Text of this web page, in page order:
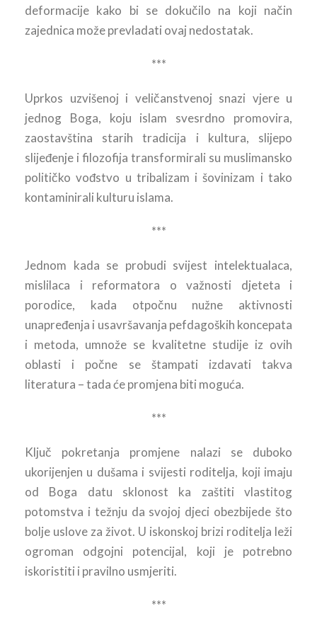
deformacije kako bi se dokučilo na koji način
zajednica može prevladati ovaj nedostatak.
***
Uprkos uzvišenoj i veličanstvenoj snazi vjere u
jednog Boga, koju islam svesrdno promovira,
zaostavština starih tradicija i kultura, slijepo
slijeđenje i filozofija transformirali su muslimansko
političko vođstvo u tribalizam i šovinizam i tako
kontaminirali kulturu islama.
***
Jednom kada se probudi svijest intelektualaca,
mislilaca i reformatora o važnosti djeteta i
porodice, kada otpočnu nužne aktivnosti
unapređenja i usavršavanja pefdagoških koncepata
i metoda, umnože se kvalitetne studije iz ovih
oblasti i počne se štampati izdavati takva
literatura – tada će promjena biti moguća.
***
Ključ pokretanja promjene nalazi se duboko
ukorijenjen u dušama i svijesti roditelja, koji imaju
od Boga datu sklonost ka zaštiti vlastitog
potomstva i težnju da svojoj djeci obezbijede što
bolje uslove za život. U iskonskoj brizi roditelja leži
ogroman odgojni potencijal, koji je potrebno
iskoristiti i pravilno usmjeriti.
***